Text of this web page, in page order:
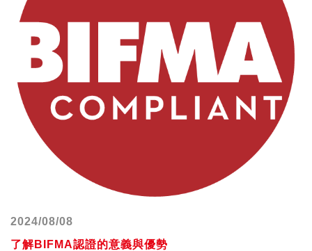
2024/08/08
了解BIFMA認證的意義與優勢